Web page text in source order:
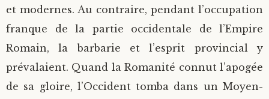
et modernes. Au contraire, pendant l’occupation
franque de la partie occidentale de l’Empire
Romain, la barbarie et l’esprit provincial y
prévalaient. Quand la Romanité connut l’apogée
de sa gloire, l’Occident tomba dans un Moyen-